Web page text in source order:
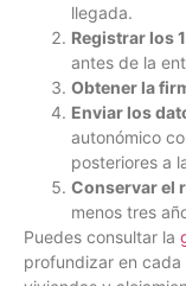
llegada.
Registrar los
antes de la
Obtener la
Enviar los
autonómico
posteriores a
Conservar el
menos tres
Puedes consultar la
profundizar en